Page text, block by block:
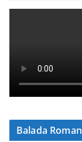
Balada